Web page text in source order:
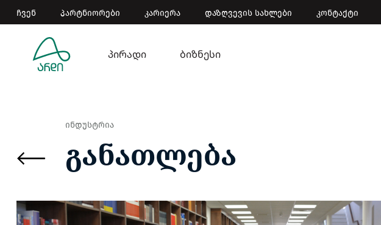
ჩვენ პარტნიორები კარიერა დაზღვევის სახლები კონტაქტი
პირადი ბიზნესი
ინდუსტრია
განათლება